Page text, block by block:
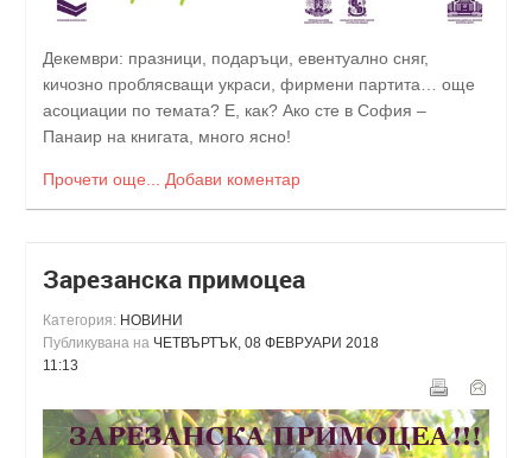
Декември: празници, подаръци, евентуално сняг,
кичозно проблясващи украси, фирмени партита… още
асоциации по темата? Е, как? Ако сте в София –
Панаир на книгата, много ясно!
Прочети още... Добави коментар
Зарезанска примоцеа
Категория: НОВИНИ
Публикувана на ЧЕТВЪРТЪК, 08 ФЕВРУАРИ 2018
11:13